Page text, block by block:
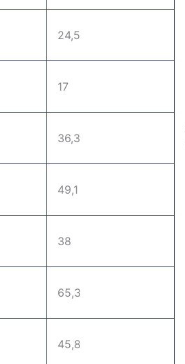
24,5
17
36,3
49,1
38
65,3
45,8